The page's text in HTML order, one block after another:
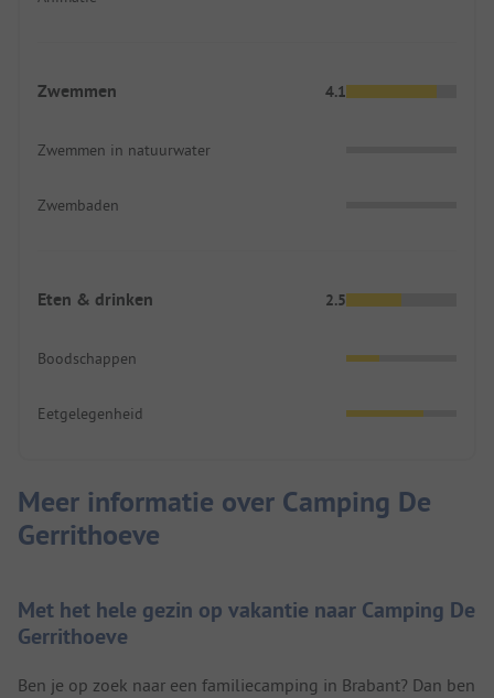
Zwemmen 4.1
Zwemmen in natuurwater
Zwembaden
Eten & drinken 2.5
Boodschappen
Eetgelegenheid
Meer informatie over Camping De
Gerrithoeve
Met het hele gezin op vakantie naar Camping De
Gerrithoeve
Ben je op zoek naar een familiecamping in Brabant? Dan ben